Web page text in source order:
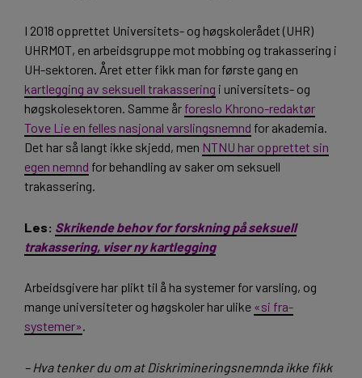
I 2018 opprettet Universitets- og høgskolerådet (UHR)
UHRMOT, en arbeidsgruppe mot mobbing og trakassering i
UH-sektoren. Året etter fikk man for første gang en
kartlegging av seksuell trakassering i universitets- og
høgskolesektoren. Samme år foreslo Khrono-redaktør
Tove Lie en felles nasjonal varslingsnemnd for akademia.
Det har så langt ikke skjedd, men NTNU har opprettet sin
egen nemnd for behandling av saker om seksuell
trakassering.
Les: Skrikende behov for forskning på seksuell
trakassering, viser ny kartlegging
Arbeidsgivere har plikt til å ha systemer for varsling, og
mange universiteter og høgskoler har ulike «si fra-
systemer».
– Hva tenker du om at Diskrimineringsnemnda ikke fikk